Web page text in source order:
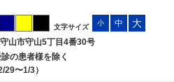
文字サイズ
小 中 大
山市守山5丁目4番30号
の患者様を除く
〜1/3）